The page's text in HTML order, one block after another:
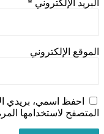
الإلكتروني*
الإلكتروني
احفظ اسمي، بريدي
لاستخدامها المرة